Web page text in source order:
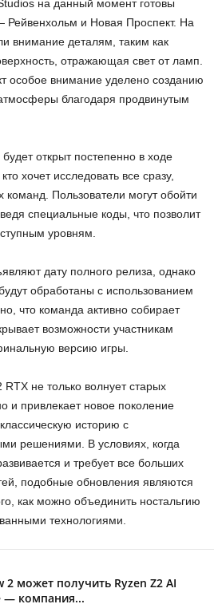
на данный момент готовы
Рейвенхольм и Новая Проспект. На
внимание деталям, таким как
отражающая свет от ламп.
особое внимание уделено созданию
благодаря продвинутым
открыт постепенно в ходе
хочет исследовать все сразу,
команд. Пользователи могут обойти
специальные коды, что позволит
уровням.
дату полного релиза, однако
обработаны с использованием
что команда активно собирает
возможности участникам
версию игры.
не только волнует старых
и привлекает новое поколение
историю с
решениями. В условиях, когда
и требует все больших
подобные обновления являются
как можно объединить ностальгию
технологиями.
2 может получить Ryzen Z2 AI
— компания...